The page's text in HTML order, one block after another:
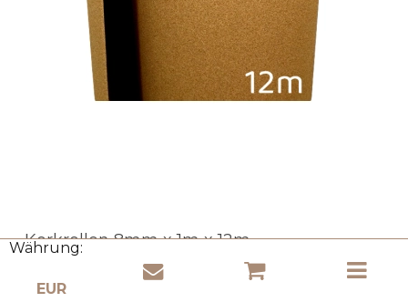
Währung:
Korkrollen 8mm x 1m x 12m
RK-8UHD